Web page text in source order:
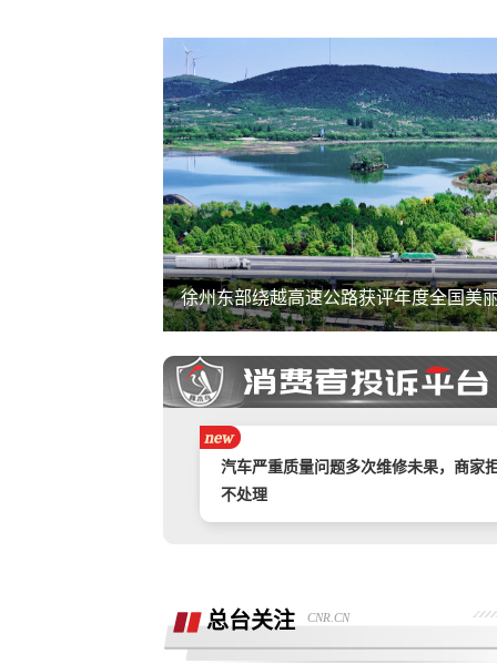
徐州东部绕越高速公路获评年度全国美
携程旅游APP非因消费者原因主票已退
附属票不退费。
举报镇江豪利汽车销售服务有限公司拒
退款
汽车严重质量问题多次维修未果，商家
不处理
奇富借条（原360借条）暴力催收
广西联通宽带被无故限速，想恢复必须
《业务风险防控承诺书》
总台关注 CNR.CN